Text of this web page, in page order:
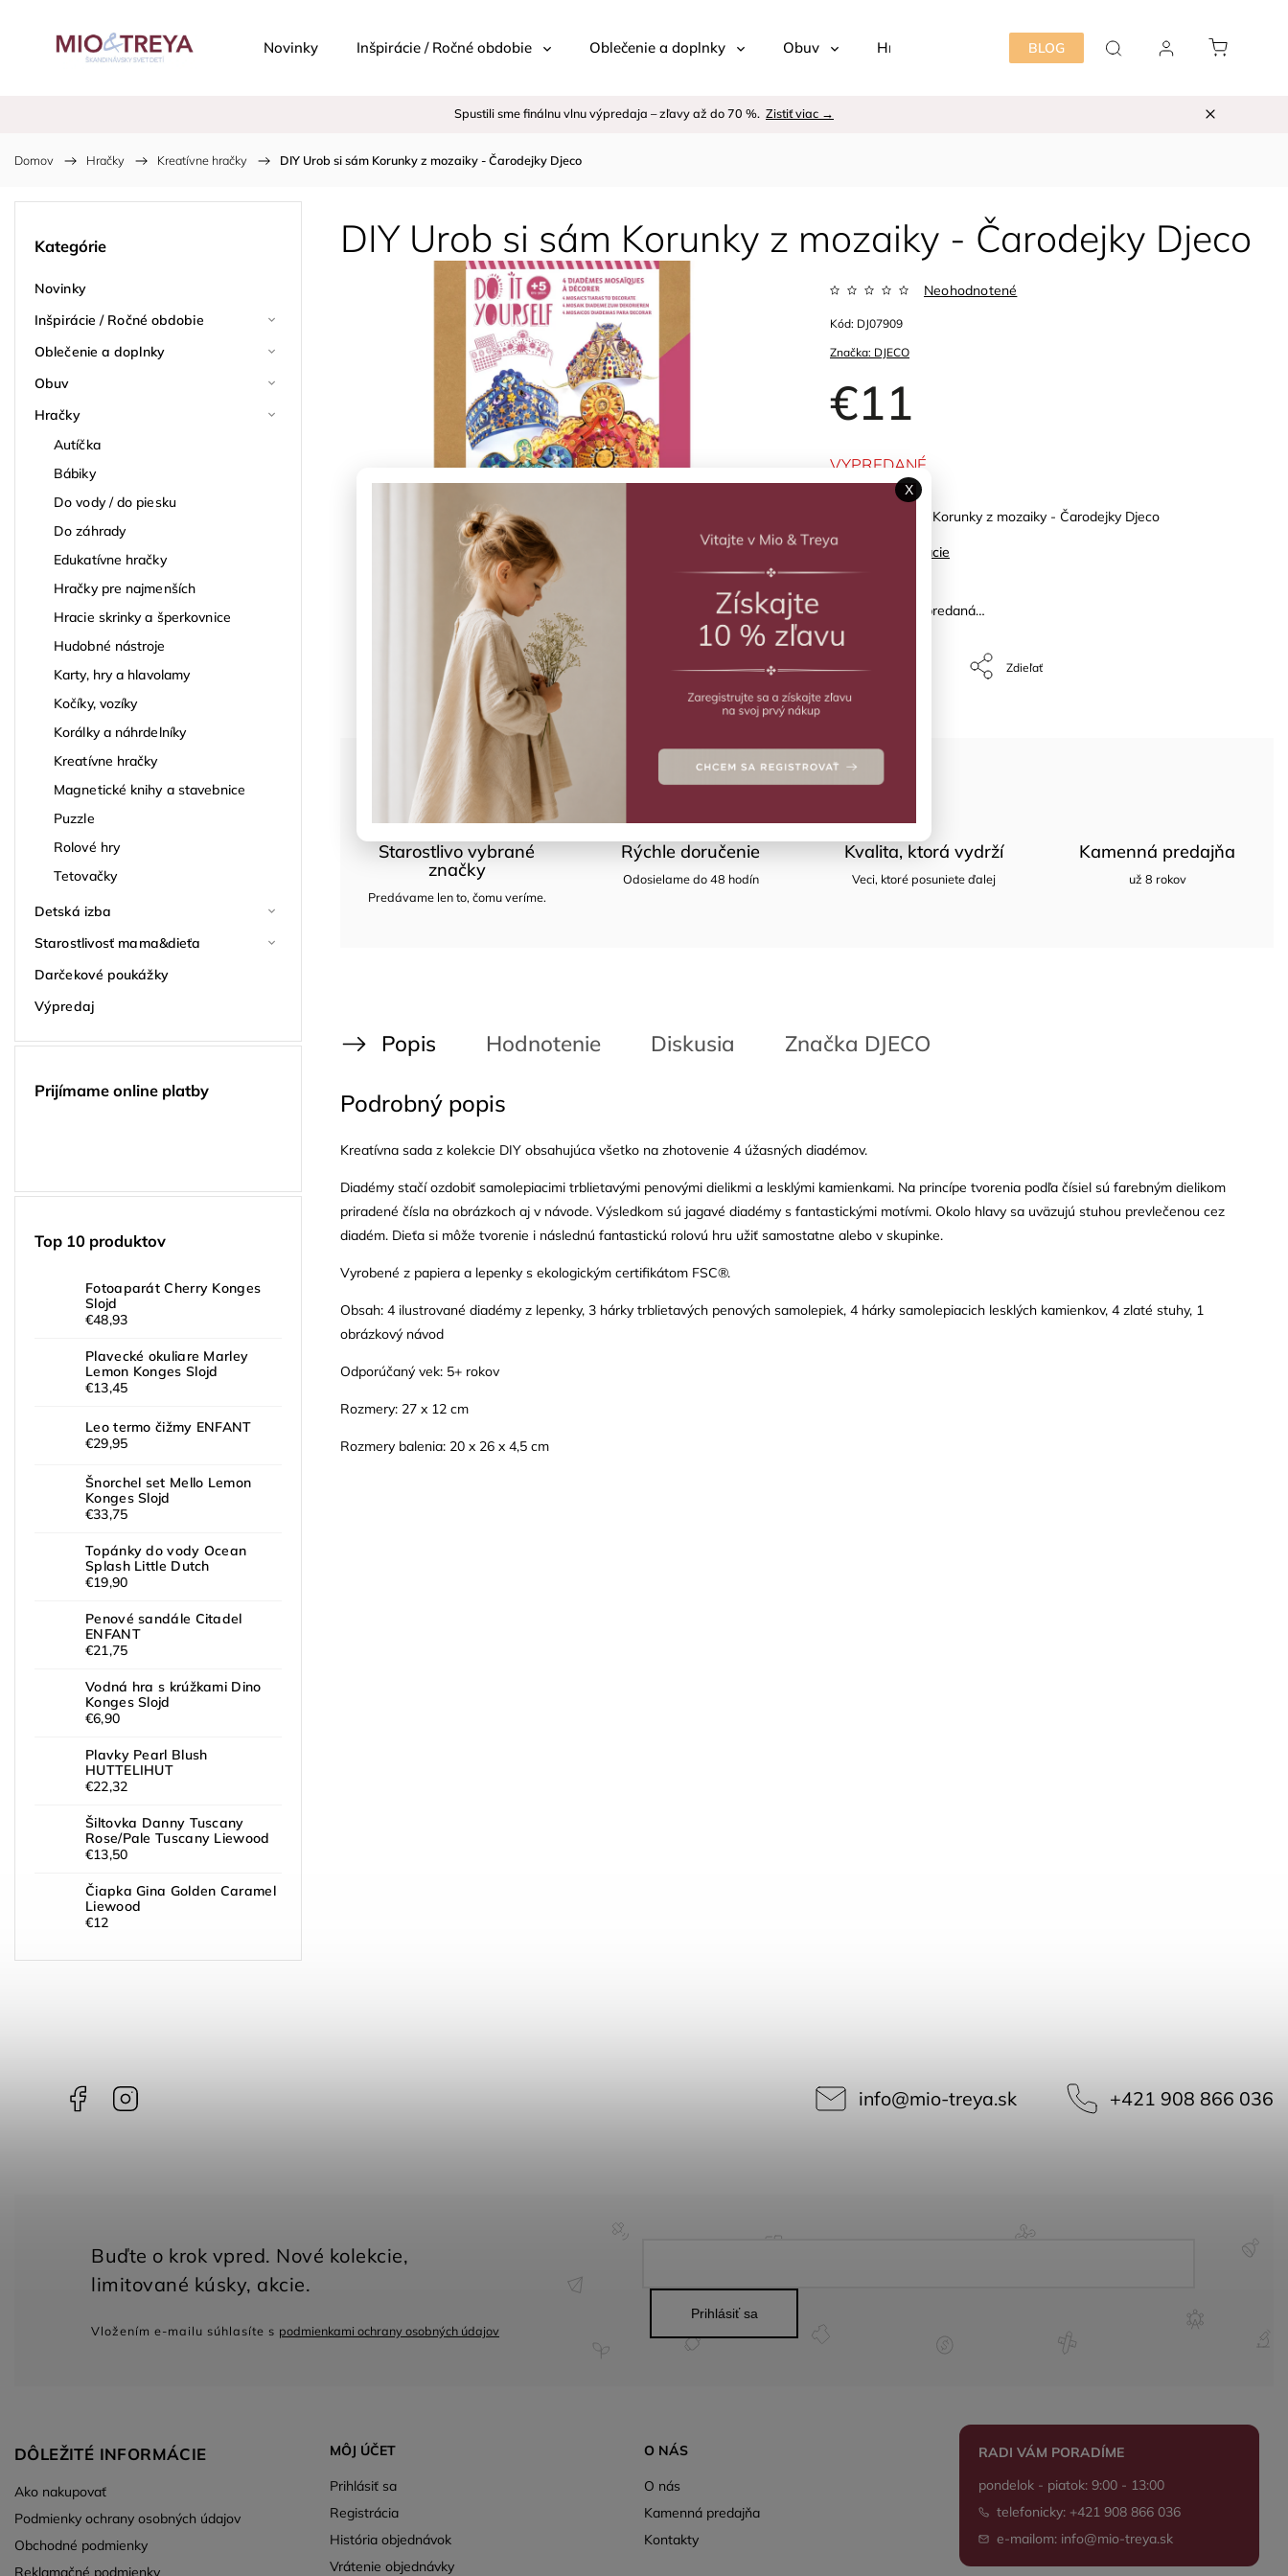
BLOG
Novinky Inšpirácie / Ročné obdobie Oblečenie a doplnky Obuv Hračky Detská izba Starostlivosť
Spustili sme finálnu vlnu výpredaja – zľavy až do 70 %. Zistiť viac →
Domov / Hračky / Kreatívne hračky / DIY Urob si sám Korunky z mozaiky - Čarodejky Djeco
Kategórie
Novinky
Inšpirácie / Ročné obdobie
Oblečenie a doplnky
Obuv
Hračky
Autíčka
Bábiky
Do vody / do piesku
Do záhrady
Edukatívne hračky
Hračky pre najmenších
Hracie skrinky a šperkovnice
Hudobné nástroje
Karty, hry a hlavolamy
Kočíky, vozíky
Korálky a náhrdelníky
Kreatívne hračky
Magnetické knihy a stavebnice
Puzzle
Rolové hry
Tetovačky
Detská izba
Starostlivosť mama&dieťa
Darčekové poukážky
Výpredaj
Prijímame online platby
Top 10 produktov
Fotoaparát Cherry Konges
Slojd
€48,93
Plavecké okuliare Marley
Lemon Konges Slojd
€13,45
Leo termo čižmy ENFANT
€29,95
Šnorchel set Mello Lemon
Konges Slojd
€33,75
Topánky do vody Ocean
Splash Little Dutch
€19,90
Penové sandále Citadel
ENFANT
€21,75
Vodná hra s krúžkami Dino
Konges Slojd
€6,90
Plavky Pearl Blush
HUTTELIHUT
€22,32
Šiltovka Danny Tuscany
Rose/Pale Tuscany Liewood
€13,50
Čiapka Gina Golden Caramel
Liewood
€12
DIY Urob si sám Korunky z mozaiky - Čarodejky Djeco
Značka: DJECO
Neohodnotené
€11
Kód: DJ07909
DIY Urob si sám Korunky z mozaiky - Čarodejky Djeco
Detailné informácie
Položka bola vypredaná…
VYPREDANÉ
Zdieľať
Starostlivo vybrané
značky
Predávame len to, čomu veríme.
Rýchle doručenie
Odosielame do 48 hodín
Kvalita, ktorá vydrží
Veci, ktoré posuniete ďalej
Kamenná predajňa
už 8 rokov
Popis Hodnotenie Diskusia Značka DJECO
Podrobný popis
Kreatívna sada z kolekcie DIY obsahujúca všetko na zhotovenie 4 úžasných diadémov.
Diadémy stačí ozdobiť samolepiacimi trblietavými penovými dielikmi a lesklými kamienkami. Na princípe tvorenia podľa čísiel sú farebným dielikom
priradené čísla na obrázkoch aj v návode. Výsledkom sú jagavé diadémy s fantastickými motívmi. Okolo hlavy sa uväzujú stuhou prevlečenou cez
diadém. Dieťa si môže tvorenie i následnú fantastickú rolovú hru užiť samostatne alebo v skupinke.
Vyrobené z papiera a lepenky s ekologickým certifikátom FSC®.
Obsah: 4 ilustrované diadémy z lepenky, 3 hárky trblietavých penových samolepiek, 4 hárky samolepiacich lesklých kamienkov, 4 zlaté stuhy, 1
obrázkový návod
Odporúčaný vek: 5+ rokov
Rozmery: 27 x 12 cm
Rozmery balenia: 20 x 26 x 4,5 cm
Facebook info@mio-treya.sk +421 908 866 036
DÔLEŽITÉ INFORMÁCIE
Ako nakupovať
Podmienky ochrany osobných údajov
Obchodné podmienky
Reklamačné podmienky
MÔJ ÚČET
Prihlásiť sa
Registrácia
História objednávok
Vrátenie objednávky
Vložením e-mailu súhlasíte s podmienkami ochrany osobných údajov
Prihlásiť sa
O NÁS
O nás
Kamenná predajňa
Kontakty
RADI VÁM PORADÍME
pondelok - piatok: 9:00 - 13:00
telefonicky: +421 908 866 036
e-mailom: info@mio-treya.sk
X